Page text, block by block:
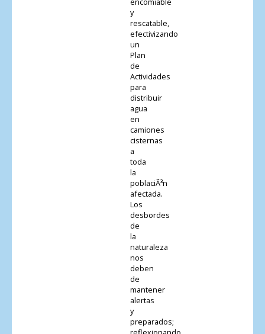
y
rescatable,
efectivizando
un
Plan
de
Actividades
para
distribuir
agua
en
camiones
cisternas
a
toda
la
poblaciÃ³n
afectada.
Los
desbordes
de
la
naturaleza
nos
deben
de
mantener
alertas
y
preparados;